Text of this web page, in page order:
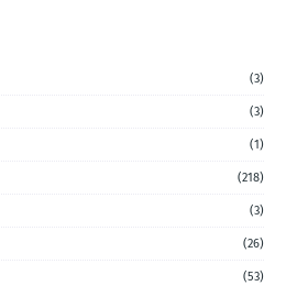
(3)
(3)
(1)
(218)
(3)
(26)
(53)